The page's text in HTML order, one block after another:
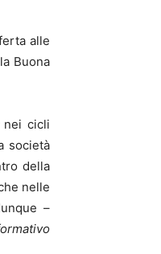
alle
Buona
nei cicli
società
della
nelle
–